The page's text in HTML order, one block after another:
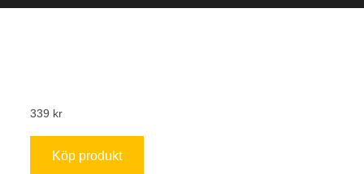
339 kr
Köp produkt